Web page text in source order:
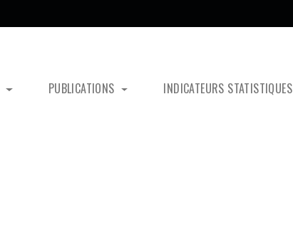
PUBLICATIONS INDICATEURS STATISTIQUES